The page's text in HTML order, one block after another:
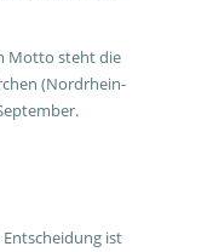
Motto steht die
(Nordrhein-
Entscheidung ist